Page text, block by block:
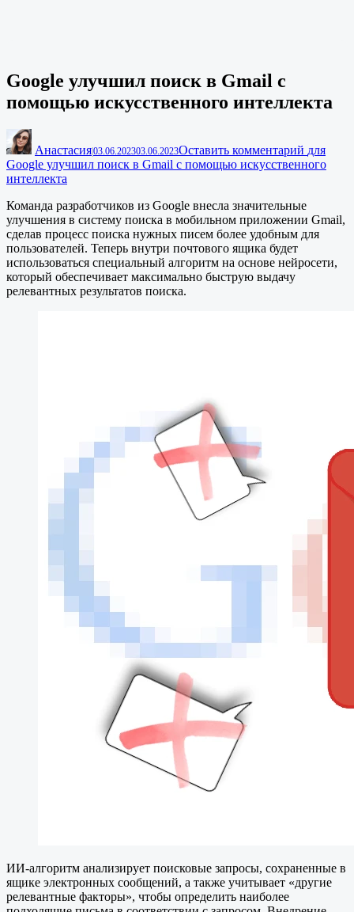
Google улучшил поиск в Gmail с
помощью искусственного интеллекта
Анастасия03.06.202303.06.2023Оставить комментарий для
Google улучшил поиск в Gmail с помощью искусственного
интеллекта
Команда разработчиков из Google внесла значительные
улучшения в систему поиска в мобильном приложении Gmail,
сделав процесс поиска нужных писем более удобным для
пользователей. Теперь внутри почтового ящика будет
использоваться специальный алгоритм на основе нейросети,
который обеспечивает максимально быструю выдачу
релевантных результатов поиска.
ИИ-алгоритм анализирует поисковые запросы, сохраненные в
ящике электронных сообщений, а также учитывает «другие
релевантные факторы», чтобы определить наиболее